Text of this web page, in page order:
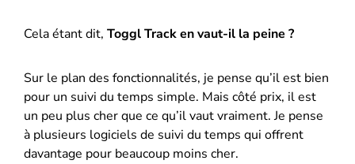
Cela étant dit, Toggl Track en vaut-il la peine ?
Sur le plan des fonctionnalités, je pense qu’il est bien
pour un suivi du temps simple. Mais côté prix, il est
un peu plus cher que ce qu’il vaut vraiment. Je pense
à plusieurs logiciels de suivi du temps qui offrent
davantage pour beaucoup moins cher.